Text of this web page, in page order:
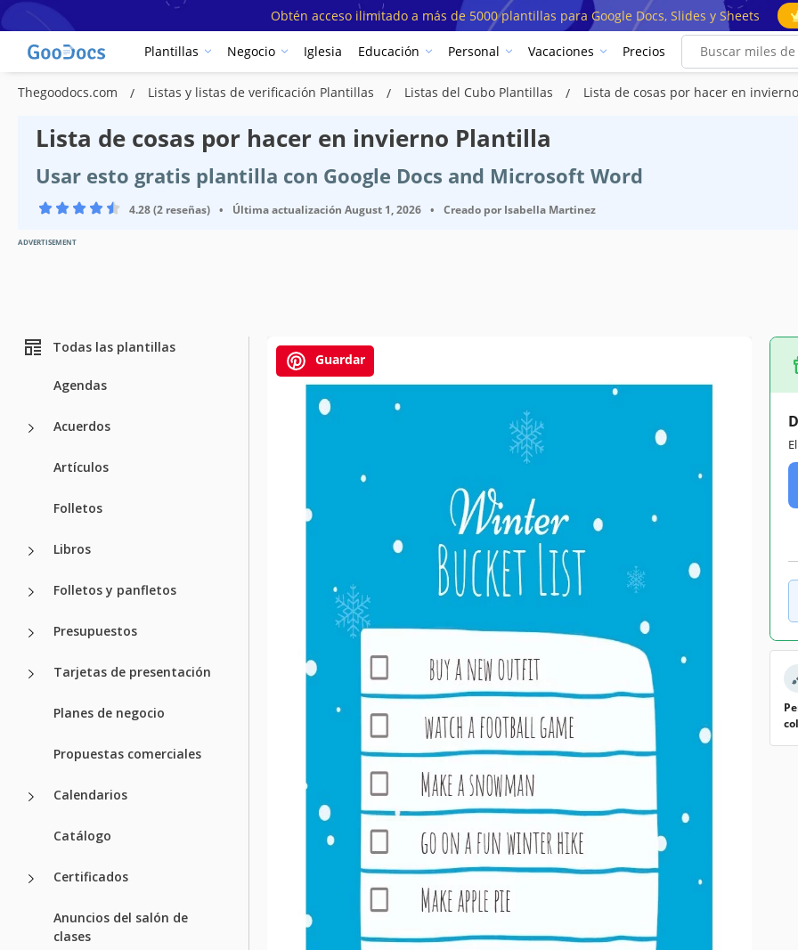
Obtén acceso ilimitado a más de 5000 plantillas para Google Docs, Slides y Sheets
Plantillas Negocio Iglesia Educación Personal Vacaciones Precios
Thegoodocs.com Listas y listas de verificación Plantillas Listas del Cubo Plantillas Lista de cosas por hacer en
Lista de cosas por hacer en invierno Plantilla
Usar esto gratis plantilla con Google Docs and Microsoft Word
4.28 (2 reseñas) • Última actualización August 1, 2026 • Creado por Isabella Martinez
ADVERTISEMENT
Todas las plantillas
Agendas
Acuerdos
Artículos
Folletos
Libros
Folletos y panfletos
Presupuestos
Tarjetas de presentación
Planes de negocio
Propuestas comerciales
Calendarios
Catálogo
Certificados
Anuncios del salón de
clases
Guardar